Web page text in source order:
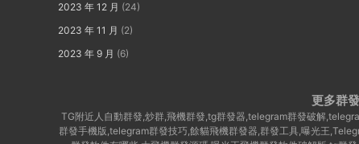
2023 年 12 月 (24)
2023 年 11 月 (2)
2023 年 9 月 (6)
更多群
TG附近人自動群發,炒群,飛機群發,tg群發器,telegram群發破解
群發手機版,telegram群發技巧,餘貓飛機群發器,群發工具,曝光王